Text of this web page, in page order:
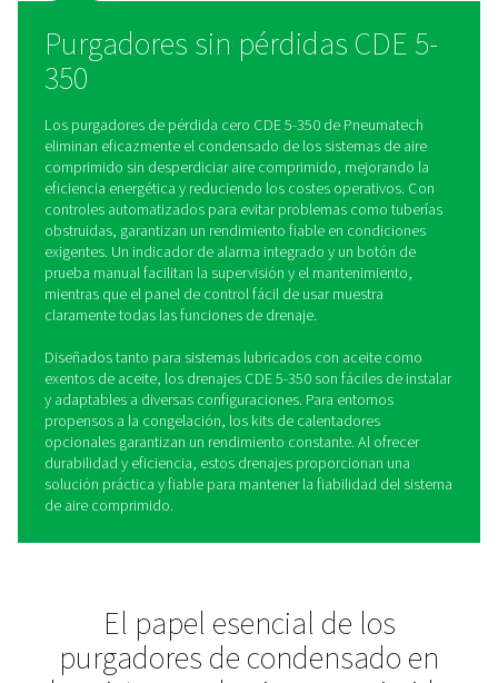
Purgadores sin pérdidas
350